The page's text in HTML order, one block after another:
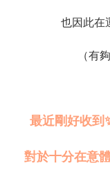
也因此在
（有
最近剛好收到
對於十分在意